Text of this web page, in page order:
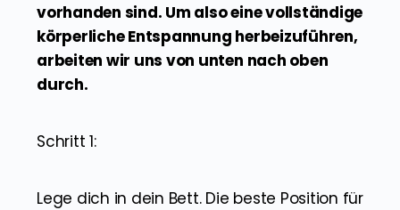
vorhanden sind. Um also eine vollständige
körperliche Entspannung herbeizuführen,
arbeiten wir uns von unten nach oben
durch.
Schritt 1:
Lege dich in dein Bett. Die beste Position für